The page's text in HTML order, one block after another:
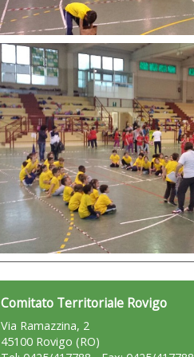
Comitato Territoriale Rovigo
Via Ramazzina, 2
45100 Rovigo (RO)